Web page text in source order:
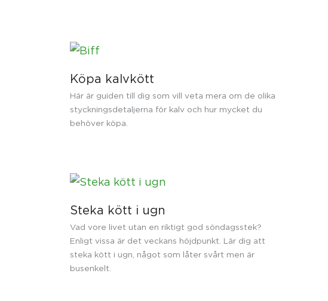
Köpa kalvkött
Här är guiden till dig som vill veta mera om de olika
styckningsdetaljerna för kalv och hur mycket du
behöver köpa.
Steka kött i ugn
Vad vore livet utan en riktigt god söndagsstek?
Enligt vissa är det veckans höjdpunkt. Lär dig att
steka kött i ugn, något som låter svårt men är
busenkelt.